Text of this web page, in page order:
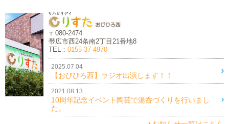
〒080-2474
帯広市西24条南2丁目21番地8
TEL： 0155-37-4970
2025.07.04
【おびひろ西】ラジオ出演します！！
2021.08.13
10周年記念イベント陶芸で湯呑づくりを行いまし
た。